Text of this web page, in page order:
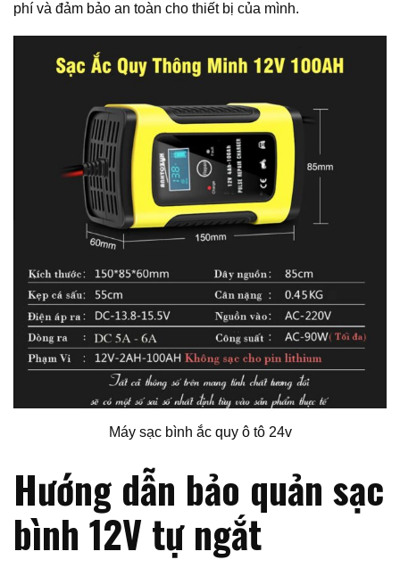
phí và đảm bảo an toàn cho thiết bị của mình.
Máy sạc bình ắc quy ô tô 24v
Hướng dẫn bảo quản sạc
bình 12V tự ngắt